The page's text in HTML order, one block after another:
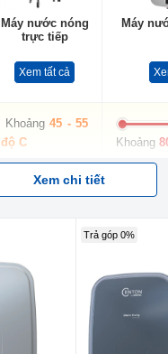
Máy nước nóng
trực tiếp
Xem tất cả
Máy
Khoảng45 - 55
độ C
Khoảng
- Nước đi qua
máy được
thanh nhiệt làm
nóng trực tiếp
- Nước
vào bình
đến
- Cần
nóng
Xem chi tiết
Trả góp 0%